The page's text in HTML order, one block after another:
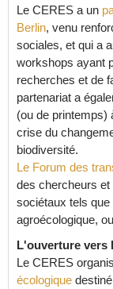
Le CERES a un
Berlin, venu
sociales, et qui a
workshops ayant
recherches et de
partenariat a
(ou de printemps)
crise du
biodiversité.
Le Forum des
des chercheurs
sociétaux tels que
agroécologique,
L'ouverture vers
Le CERES
écologique